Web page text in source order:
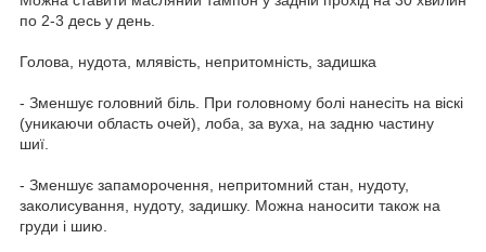
по 2-3 десь у день.
Голова, нудота, млявість, непритомність, задишка
- Зменшує головний біль. При головному болі нанесіть на віскі
(уникаючи область очей), лоба, за вуха, на задню частину
шиї.
- Зменшує запаморочення, непритомний стан, нудоту,
заколисування, нудоту, задишку. Можна наносити також на
груди і шию.